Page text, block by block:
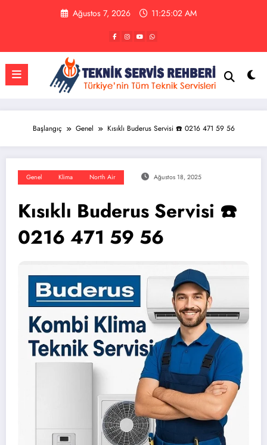
Ağustos 7, 2026 11:25:02 AM
Başlangıç Genel Kısıklı Buderus Servisi ☎️ 0216 471 59 56
Genel Klima North Air Ağustos 18, 2025
Kısıklı Buderus Servisi ☎️
0216 471 59 56